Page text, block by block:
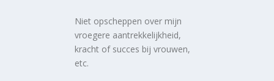
Niet opscheppen over mijn
vroegere aantrekkelijkheid,
kracht of succes bij vrouwen,
etc.